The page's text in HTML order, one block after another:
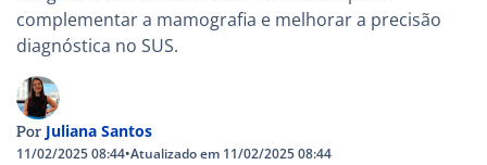
complementar a mamografia e melhorar a precisão
diagnóstica no SUS.
Por Juliana Santos
11/02/2025 08:44•Atualizado em 11/02/2025 08:44